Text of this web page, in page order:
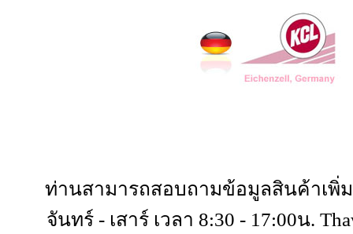
ท่านสามารถสอบถามข้อมูลสินค้าเพิ่ม
จันทร์ - เสาร์ เวลา 8:30 - 17:00น.